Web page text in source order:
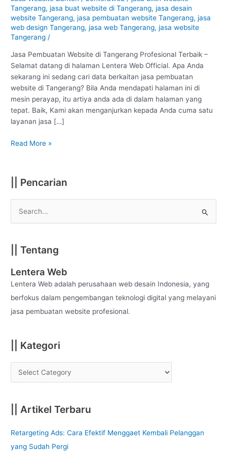
Tangerang,jasa buat website di Tangerang,jasa desain
website Tangerang,jasa pembuatan website Tangerang,jasa
web design Tangerang,jasa web Tangerang,jasa website
Tangerang /
Jasa Pembuatan Website di Tangerang Profesional Terbaik –
Selamat datang di halaman Lentera Web Official. Apa Anda
sekarang ini sedang cari data berkaitan jasa pembuatan
website di Tangerang? Bila Anda mendapati halaman ini di
mesin perayap, itu artiya anda ada di dalam halaman yang
tepat. Baik, Kami akan menganjurkan kepada Anda cuma satu
layanan jasa […]
Tangerang
:
Profesional
#1
Read More »
|| Pencarian
r
c
h
f
o
|| Tentang
Lentera Web
Lentera Web adalah perusahaan web desain Indonesia, yang
berfokus dalam pengembangan teknologi digital yang melayani
jasa pembuatan website profesional.
|| Kategori
|| Artikel Terbaru
Retargeting Ads: Cara Efektif Menggaet Kembali Pelanggan
yang Sudah Pergi